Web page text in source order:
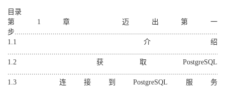
目录
第1章 迈出第一
步
1.1 介绍
1.2 获取PostgreSQL
1.3 连接到PostgreSQL服务